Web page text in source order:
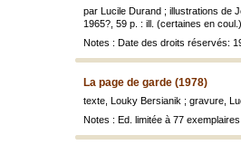
par Lucile Durand ; illustrations de
1965?, 59 p. : ill. (certaines en
Notes : Date des droits réservés:
La page de garde (1978)
texte, Louky Bersianik ; gravure,
Notes : Ed. limitée à 77